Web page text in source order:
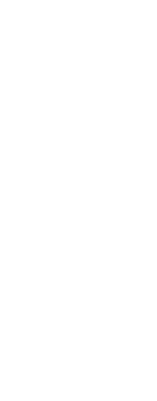
Muhajir dan Chairul